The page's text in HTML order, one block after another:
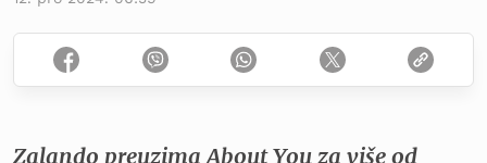
Zalando preuzima About You za više od